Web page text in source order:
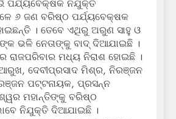
ପର୍ଯ୍ୟବେକ୍ଷକ ନିଯୁକ୍ତ
୬ ଜଣ ବରିଷ୍ଠ ପର୍ଯ୍ୟବେକ୍ଷକ
। ତେବେ ଏଥିରୁ ଅରୁଣ ସାହୁ ଓ
ଭଳି ନେତାଙ୍କୁ ବାଦ୍ ଦିଆଯାଇଛି ।
ରାଜପରିବାର ମଧ୍ୟ ନିରାଶ ହୋଇଛି ।
ଦେବୀପ୍ରସାଦ ମିଶ୍ର, ନିରଞ୍ଜନ
ପଟ୍ଟନାୟକ, ପ୍ରସନ୍ନ
ମହାନ୍ତିଙ୍କୁ ବରିଷ୍ଠ
ନିଯୁକ୍ତି ଦିଆଯାଇଛି ।